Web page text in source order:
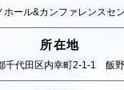
ホール&カンファレンスセ
所在地
千代田区内幸町2-1-1 飯